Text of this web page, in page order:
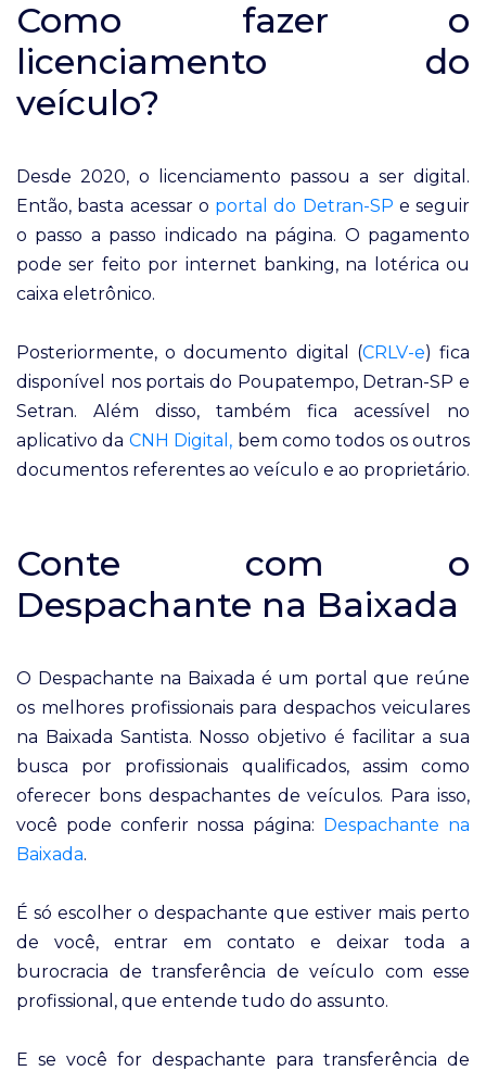
Como fazer o
licenciamento do
veículo?
Desde 2020, o licenciamento passou a ser digital.
Então, basta acessar o portal do Detran-SP e seguir
o passo a passo indicado na página. O pagamento
pode ser feito por internet banking, na lotérica ou
caixa eletrônico.
Posteriormente, o documento digital (CRLV-e) fica
disponível nos portais do Poupatempo, Detran-SP e
Setran. Além disso, também fica acessível no
aplicativo da CNH Digital, bem como todos os outros
documentos referentes ao veículo e ao proprietário.
Conte com o
Despachante na Baixada
O Despachante na Baixada é um portal que reúne
os melhores profissionais para despachos veiculares
na Baixada Santista. Nosso objetivo é facilitar a sua
busca por profissionais qualificados, assim como
oferecer bons despachantes de veículos. Para isso,
você pode conferir nossa página: Despachante na
Baixada.
É só escolher o despachante que estiver mais perto
de você, entrar em contato e deixar toda a
burocracia de transferência de veículo com esse
profissional, que entende tudo do assunto.
E se você for despachante para transferência de